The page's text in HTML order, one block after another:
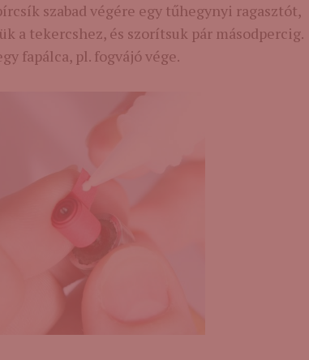
szabad végére egy tűhegynyi ragasztót,
a tekercshez, és szorítsuk pár másodpercig.
fapálca, pl. fogvájó vége.